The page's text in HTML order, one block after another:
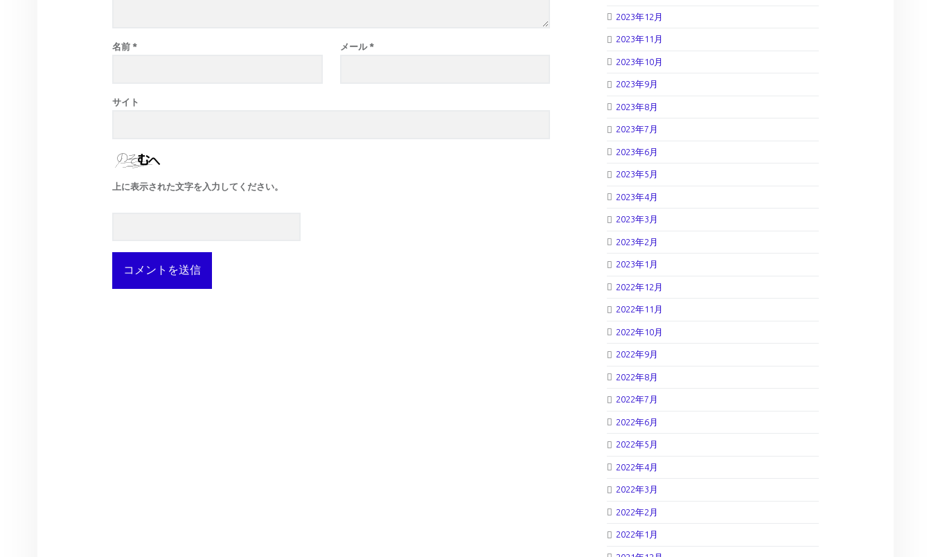
名前 * メール *
サイト
上に表示された文字を入力してください。
2023年12月
2023年11月
2023年10月
2023年9月
2023年8月
2023年7月
2023年6月
2023年5月
2023年4月
2023年3月
2023年2月
2023年1月
2022年12月
2022年11月
2022年10月
2022年9月
2022年8月
2022年7月
2022年6月
2022年5月
2022年4月
2022年3月
2022年2月
2022年1月